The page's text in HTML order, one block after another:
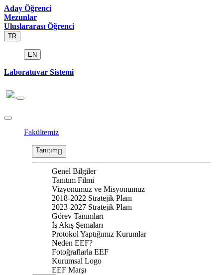
Aday Öğrenci
Mezunlar
Uluslararası Öğrenci
TR
EN
Laboratuvar Sistemi
Fakültemiz
Tanıtım
Genel Bilgiler
Tanıtım Filmi
Vizyonumuz ve Misyonumuz
2018-2022 Stratejik Planı
2023-2027 Stratejik Planı
Görev Tanımları
İş Akış Şemaları
Protokol Yaptığımız Kurumlar
Neden EEF?
Fotoğraflarla EEF
Kurumsal Logo
EEF Marşı